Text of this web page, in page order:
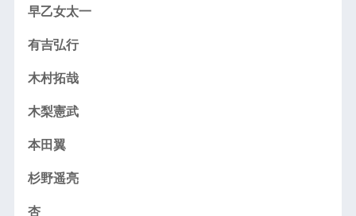
早乙女太一
有吉弘行
木村拓哉
木梨憲武
本田翼
杉野遥亮
杏